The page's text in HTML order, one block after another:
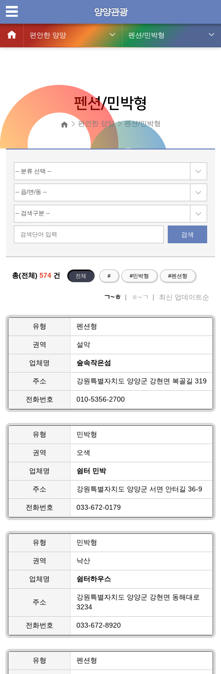
양양관광
편안한 양양 펜션/민박형
펜션/민박형
편안한 양양 펜션/민박형
검색
총(전체) 574 건 전체 # #민박형 #펜션형
ㄱ~ㅎ ㅎ~ㄱ 최신 업데이트순
유형 펜션형
권역 설악
업체명 숲속작은섬
주소 강원특별자치도 양양군 강현면 복골길 319
전화번호 010-5356-2700
유형 민박형
권역 오색
업체명 쉼터 민박
주소 강원특별자치도 양양군 서면 안터길 36-9
전화번호 033-672-0179
유형 민박형
권역 낙산
업체명 쉼터하우스
주소
강원특별자치도 양양군 강현면 동해대로
3234
전화번호 033-672-8920
유형 펜션형